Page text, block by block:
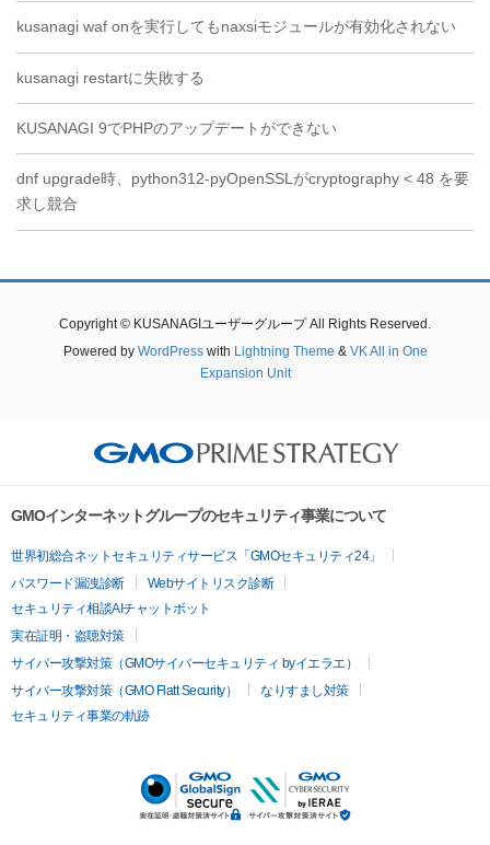
kusanagi waf onを実行してもnaxsiモジュールが有効化されない
kusanagi restartに失敗する
KUSANAGI 9でPHPのアップデートができない
dnf upgrade時、python312-pyOpenSSLがcryptography < 48 を要
求し競合
Copyright © KUSANAGIユーザーグループ All Rights Reserved.
Powered by WordPresswith Lightning Theme & VK All in One
Expansion Unit
GMOインターネットグループのセキュリティ事業について
世界初総合ネットセキュリティサービス「GMOセキュリティ24」
パスワード漏洩診断
Webサイトリスク診断
セキュリティ相談AIチャットボット
実在証明・盗聴対策
サイバー攻撃対策（GMOサイバーセキュリティ byイエラエ）
サイバー攻撃対策（GMO Flatt Security）
なりすまし対策
セキュリティ事業の軌跡